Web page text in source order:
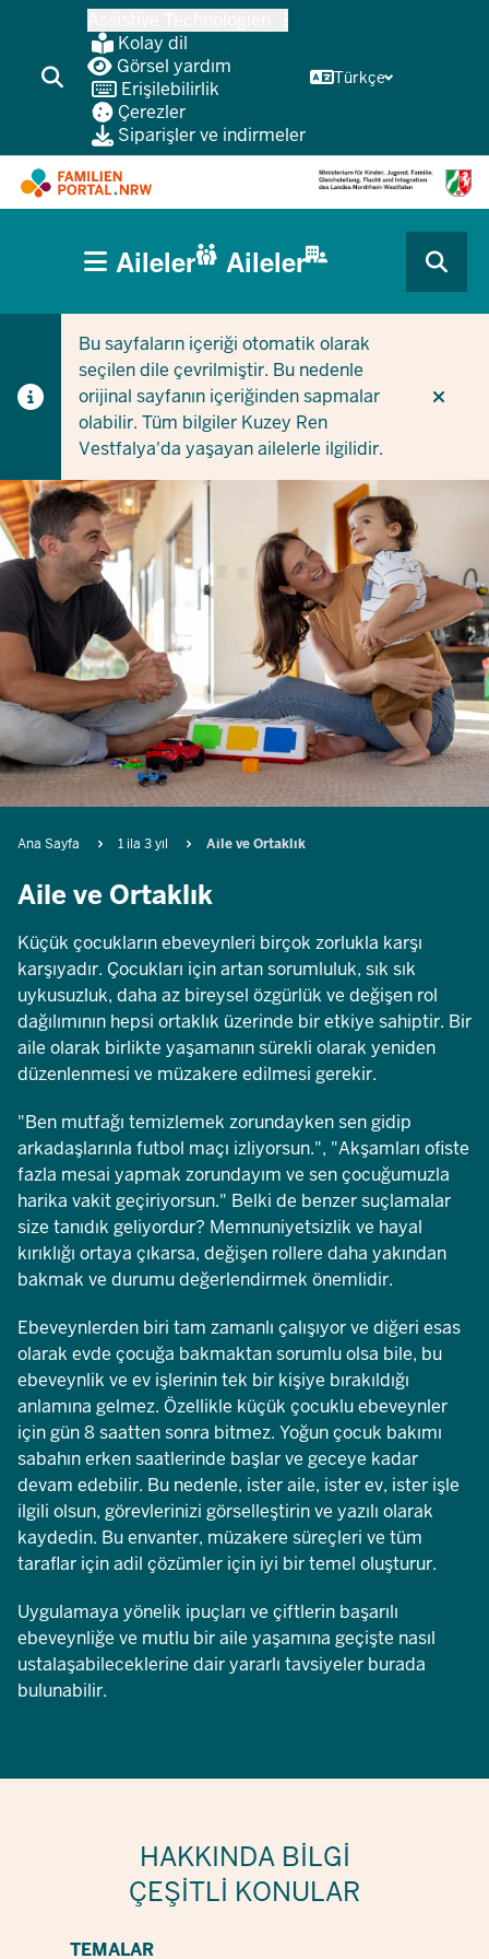
Kolay dil
Görsel yardım
Erişilebilirlik
Çerezler
Siparişler ve indirmeler
Türkçe
CURRENT SECTION AILELER IÇIN
CURRENT SECTION ŞIRKETLER/BELEDIYELER IÇIN
HAUPTNAVIGATION
(BÜRGERBEREICH
Aileler Aileler
Bu sayfaların içeriği otomatik olarak
seçilen dile çevrilmiştir. Bu nedenle
orijinal sayfanın içeriğinden sapmalar
olabilir. Tüm bilgiler Kuzey Ren
Vestfalya'da yaşayan ailelerle ilgilidir.
Breadcrumb
Ana Sayfa 1 ila 3 yıl Aile ve Ortaklık
Aile ve Ortaklık
Küçük çocukların ebeveynleri birçok zorlukla karşı
karşıyadır. Çocukları için artan sorumluluk, sık sık
uykusuzluk, daha az bireysel özgürlük ve değişen rol
dağılımının hepsi ortaklık üzerinde bir etkiye sahiptir. Bir
aile olarak birlikte yaşamanın sürekli olarak yeniden
düzenlenmesi ve müzakere edilmesi gerekir.
"Ben mutfağı temizlemek zorundayken sen gidip
arkadaşlarınla futbol maçı izliyorsun.", "Akşamları ofiste
fazla mesai yapmak zorundayım ve sen çocuğumuzla
harika vakit geçiriyorsun." Belki de benzer suçlamalar
size tanıdık geliyordur? Memnuniyetsizlik ve hayal
kırıklığı ortaya çıkarsa, değişen rollere daha yakından
bakmak ve durumu değerlendirmek önemlidir.
Ebeveynlerden biri tam zamanlı çalışıyor ve diğeri esas
olarak evde çocuğa bakmaktan sorumlu olsa bile, bu
ebeveynlik ve ev işlerinin tek bir kişiye bırakıldığı
anlamına gelmez. Özellikle küçük çocuklu ebeveynler
için gün 8 saatten sonra bitmez. Yoğun çocuk bakımı
sabahın erken saatlerinde başlar ve geceye kadar
devam edebilir. Bu nedenle, ister aile, ister ev, ister işle
ilgili olsun, görevlerinizi görselleştirin ve yazılı olarak
kaydedin. Bu envanter, müzakere süreçleri ve tüm
taraflar için adil çözümler için iyi bir temel oluşturur.
Uygulamaya yönelik ipuçları ve çiftlerin başarılı
ebeveynliğe ve mutlu bir aile yaşamına geçişte nasıl
ustalaşabileceklerine dair yararlı tavsiyeler burada
bulunabilir.
HAKKINDA BILGI
ÇEŞITLI KONULAR
TEMALAR